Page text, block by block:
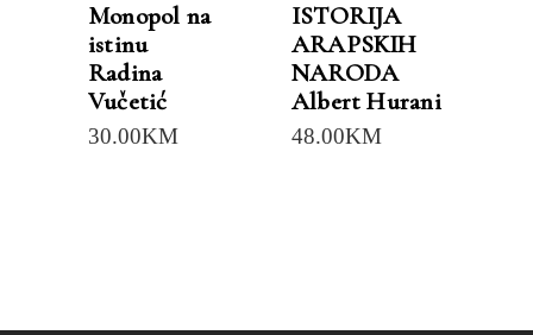
Monopol na
istinu
Radina
Vučetić
30.00KM
ISTORIJA
ARAPSKIH
NARODA
Albert Hurani
48.00KM